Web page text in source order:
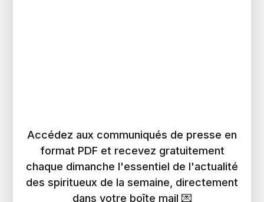
Accédez aux communiqués de presse en
format PDF et recevez gratuitement
chaque dimanche l'essentiel de l'actualité
des spiritueux de la semaine, directement
dans votre boîte mail 💌